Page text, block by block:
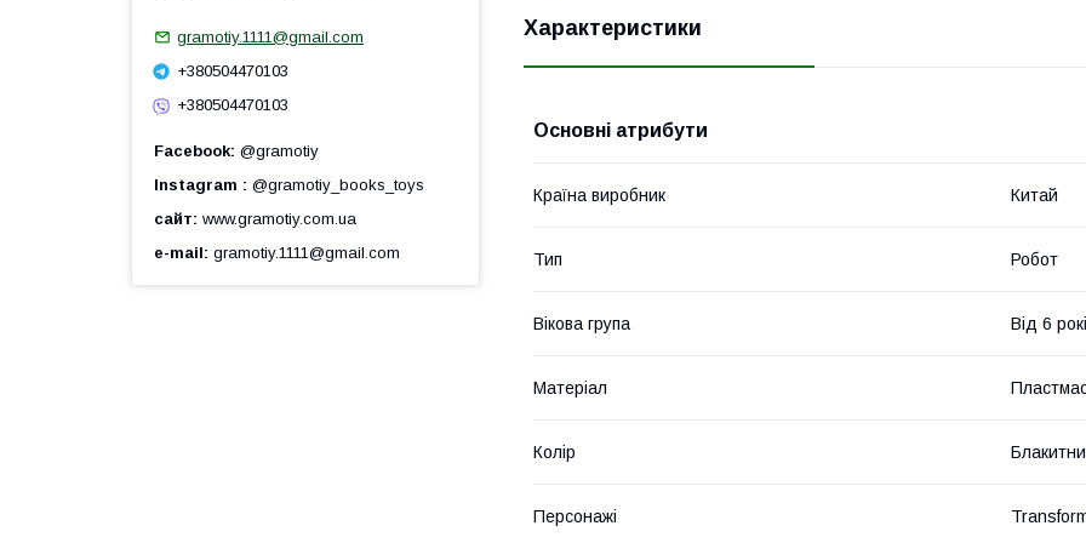
Характеристики
Основні атрибути
Країна виробник Китай
Тип Робот
Вікова група Від 6
Матеріал
Колір
Персонажі
gramotiy.1111@gmail.com
+380504470103
+380504470103
Facebook @gramotiy
Instagram
@gramotiy_books_toys
сайт www.gramotiy.com.ua
e-mail gramotiy.1111@gmail.com